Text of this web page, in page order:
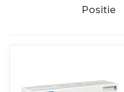
Sorteer op: